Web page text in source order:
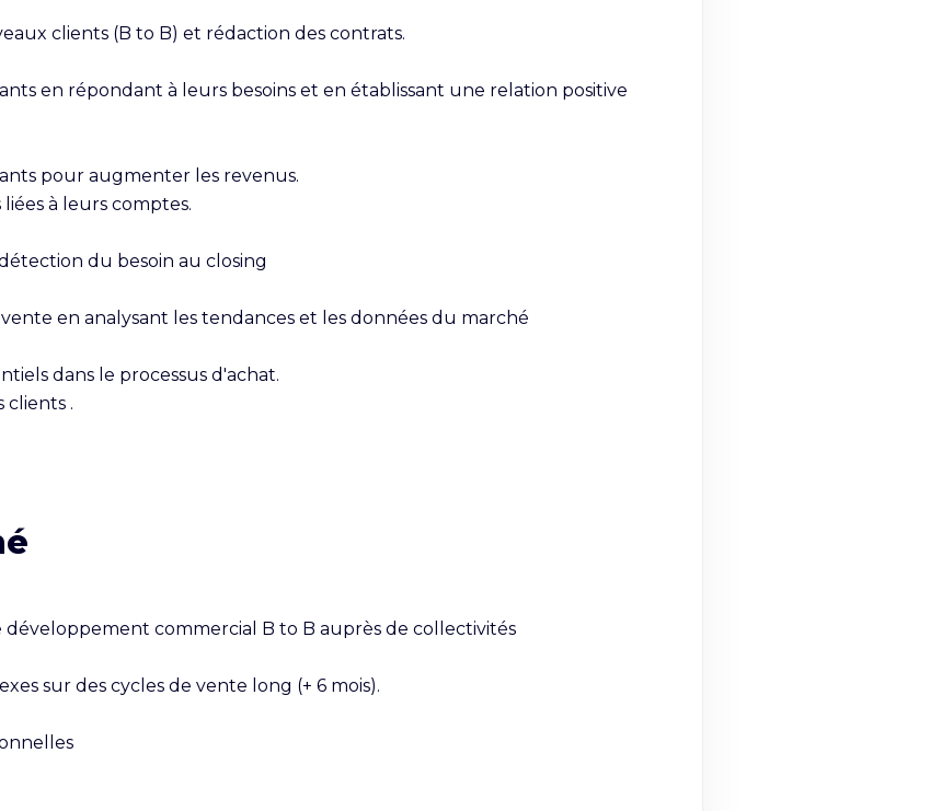
clients (B to B) et rédaction des contrats.
en répondant à leurs besoins et en établissant une relation positive
pour augmenter les revenus.
à leurs comptes.
du besoin au closing
en analysant les tendances et les données du marché
dans le processus d'achat.
clients .
développement commercial B to B auprès de collectivités
sur des cycles de vente long (+ 6 mois).